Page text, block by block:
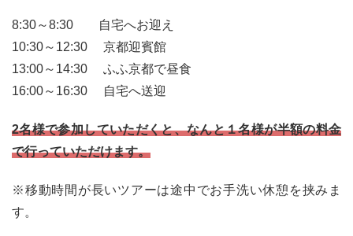
8:30～8:30 自宅へお迎え
10:30～12:30 京都迎賓館
13:00～14:30 ふふ京都で昼食
16:00～16:30 自宅へ送迎
2名様で参加していただくと、なんと１名様が半額の料金
で行っていただけます。
※移動時間が長いツアーは途中でお手洗い休憩を挟みま
す。